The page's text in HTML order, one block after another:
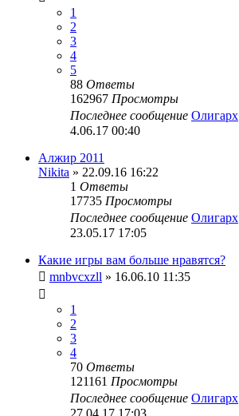
1
2
3
4
5
88 Ответы
162967 Просмотры
Последнее сообщение Олигарх
4.06.17 00:40
Алжир 2011
Nikita » 22.09.16 16:22
1 Ответы
17735 Просмотры
Последнее сообщение Олигарх
23.05.17 17:05
Какие игры вам больше нравятся?
mnbvcxzll » 16.06.10 11:35
1
2
3
4
70 Ответы
121161 Просмотры
Последнее сообщение Олигарх
27.04.17 17:03